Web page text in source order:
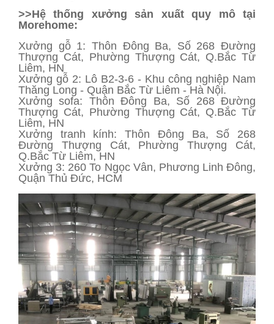
>>Hệ thống xưởng sản xuất quy mô tại
Morehome:
Xưởng gỗ 1: Thôn Đông Ba, Số 268 Đường
Thượng Cát, Phường Thượng Cát, Q.Bắc Từ
Liêm, HN
Xưởng gỗ 2: Lô B2-3-6 - Khu công nghiệp Nam
Thăng Long - Quận Bắc Từ Liêm - Hà Nội.
Xưởng sofa: Thôn Đông Ba, Số 268 Đường
Thượng Cát, Phường Thượng Cát, Q.Bắc Từ
Liêm, HN
Xưởng tranh kính: Thôn Đông Ba, Số 268
Đường Thượng Cát, Phường Thượng Cát,
Q.Bắc Từ Liêm, HN
Xưởng 3: 260 To Ngọc Vân, Phương Linh Đông,
Quận Thủ Đức, HCM